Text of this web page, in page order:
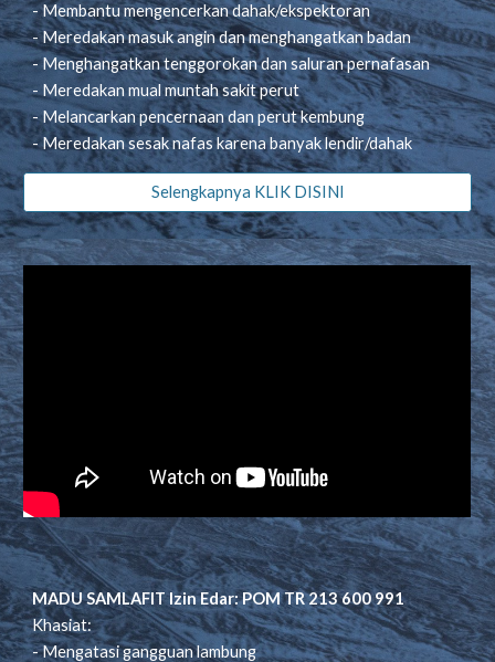
- Membantu mengencerkan dahak/ekspektoran
- Meredakan masuk angin dan menghangatkan badan
- Menghangatkan tenggorokan dan saluran pernafasan
- Meredakan mual muntah sakit perut
- Melancarkan pencernaan dan perut kembung
- Meredakan sesak nafas karena banyak lendir/dahak
Selengkapnya KLIK DISINI
MADU SAMLAFIT Izin Edar: POM TR 213 600 991
Khasiat:
- Mengatasi gangguan lambung